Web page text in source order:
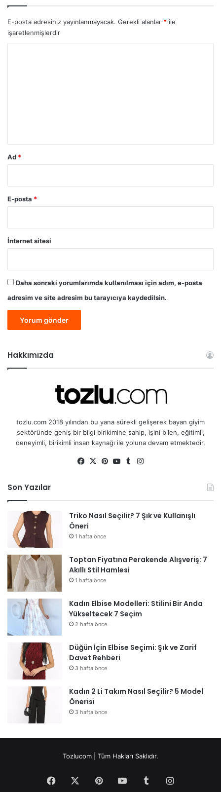
E-posta adresiniz yayınlanmayacak. Gerekli alanlar * ile
işaretlenmişlerdir
Ad *
E-posta *
İnternet sitesi
Daha sonraki yorumlarımda kullanılması için adım, e-posta
adresim ve site adresim bu tarayıcıya kaydedilsin.
Hakkımızda
tozlu.com 2018 yılından bu yana sürekli gelişerek bayan giyim
sektöründe geniş bir bilgi birikimine sahip, işini bilen, eğitimli,
deneyimli, birikimli insan kaynağı ile yoluna devam etmektedir.
Fa
X
Pin
Yo
Tu
Son Yazılar
Triko Nasıl Seçilir? 7 Şık ve Kullanışlı
Öneri
1 hafta önce
Toptan Fiyatına Perakende Alışveriş: 7
Akıllı Stil Hamlesi
1 hafta önce
Kadın Elbise Modelleri: Stilini Bir Anda
Yükseltecek 7 Seçim
2 hafta önce
Düğün İçin Elbise Seçimi: Şık ve Zarif
Davet Rehberi
3 hafta önce
Kadın 2 Li Takım Nasıl Seçilir? 5 Model
Önerisi
3 hafta önce
Tozlucom | Tüm Hakları Saklıdır.
Facebook PinterestYouTubeTumblrInstagram